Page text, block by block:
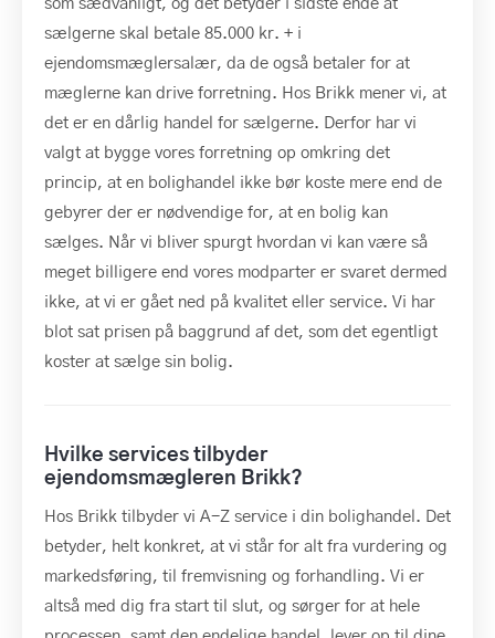
som sædvanligt, og det betyder i sidste ende at
sælgerne skal betale 85.000 kr. + i
ejendomsmæglersalær, da de også betaler for at
mæglerne kan drive forretning. Hos Brikk mener vi, at
det er en dårlig handel for sælgerne. Derfor har vi
valgt at bygge vores forretning op omkring det
princip, at en bolighandel ikke bør koste mere end de
gebyrer der er nødvendige for, at en bolig kan
sælges. Når vi bliver spurgt hvordan vi kan være så
meget billigere end vores modparter er svaret dermed
ikke, at vi er gået ned på kvalitet eller service. Vi har
blot sat prisen på baggrund af det, som det egentligt
koster at sælge sin bolig.
Hvilke services tilbyder
ejendomsmægleren Brikk?
Hos Brikk tilbyder vi A-Z service i din bolighandel. Det
betyder, helt konkret, at vi står for alt fra vurdering og
markedsføring, til fremvisning og forhandling. Vi er
altså med dig fra start til slut, og sørger for at hele